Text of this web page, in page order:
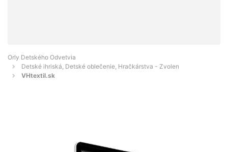
Orly Detského Odvetvia
Detské ihriská, Detské oblečenie, Hračkárstva - Zvolen
VHtextil.sk